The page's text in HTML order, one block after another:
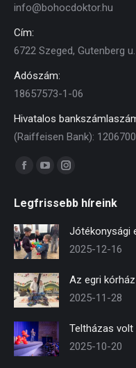
info@bohocdoktor.hu
Cím:
6722 Szeged, Gutenberg
Adószám:
18657573-1-06
Hivatalos
(Raiffeisen Bank):
Find us on:
Facebook
opens
in
new
YouTube
opens
in
new
Instagram
opens
new
Legfrissebb híreink
Jótékonysági
2025-12-16
Az egri
2025-11-28
Teltházas
2025-10-20